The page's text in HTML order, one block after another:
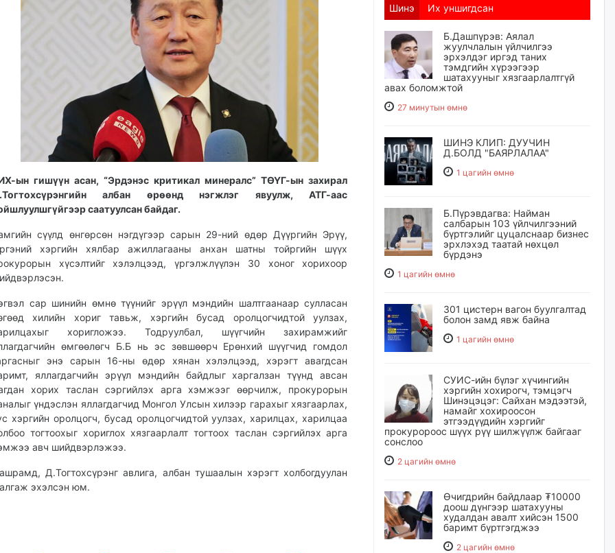
ын гишүүн асан, “Эрдэнэс критикал минералс” ТӨҮГ-ын захирал
албан өрөөнд нэгжлэг явуулж, АТГ-аас
саатуулсан байдаг.
сүүлд өнгөрсөн нэгдүгээр сарын 29-ний өдөр Дүүргийн Эрүү,
хэргийн хялбар ажиллагааны анхан шатны тойргийн шүүх
хүсэлтийг хэлэлцээд, үргэлжлүүлэн 30 хоног хорихоор
сар шинийн өмнө түүнийг эрүүл мэндийн шалтгаанаар сулласан
хилийн хориг тавьж, хэргийн бусад оролцогчидтой уулзах,
хоригложээ. Тодруулбал, шүүгчийн захирамжийг
өмгөөлөгч Б.Б нь эс зөвшөөрч Ерөнхий шүүгчид гомдол
энэ сарын 16-ны өдөр хянан хэлэлцээд, хэрэгт авагдсан
яллагдагчийн эрүүл мэндийн байдлыг харгалзан түүнд авсан
хорих таслан сэргийлэх арга хэмжээг өөрчилж, прокурорын
үндэслэн яллагдагчид Монгол Улсын хилээр гарахыг хязгаарлах,
хэргийн оролцогч, бусад оролцогчидтой уулзах, харилцах, харилцаа
тогтоохыг хориглох хязгаарлалт тогтоох таслан сэргийлэх арга
авч шийдвэрлэжээ.
Д.Тогтохсүрэнг авлига, албан тушаалын хэрэгт холбогдуулан
эхэлсэн юм.
Шинэ Их уншигдсан
Б.Дашпүрэв: Аялал
жуулчлалын үйлчилгээ
эрхэлдэг иргэд таних
тэмдгийн хүрээгээр
шатахууныг хязгаарлалтгүй
авах боломжтой
27 минутын өмнө
ШИНЭ КЛИП: ДУУЧИН
Д.БОЛД "БАЯРЛАЛАА"
1 цагийн өмнө
Б.Пүрэвдагва: Найман
салбарын 103 үйлчилгээний
бүртгэлийг цуцалснаар бизнес
эрхлэхэд таатай нөхцөл
бүрдэнэ
1 цагийн өмнө
301 цистерн вагон буулгалтад
болон замд явж байна
1 цагийн өмнө
СУИС-ийн бүлэг хүчингийн
хэргийн хохирогч, тэмцэгч
Шинэцэцэг: Сайхан мэдээтэй,
намайг хохироосон
этгээдүүдийн хэргийг
прокуророос шүүх рүү шилжүүлж байгааг
сонслоо
2 цагийн өмнө
Өчигдрийн байдлаар ₮10000
доош дүнгээр шатахууны
худалдан авалт хийсэн 1500
баримт бүртгэгджээ
2 цагийн өмнө